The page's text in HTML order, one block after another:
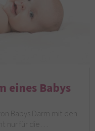
eines Babys
Babys Darm mit den
nur für die…